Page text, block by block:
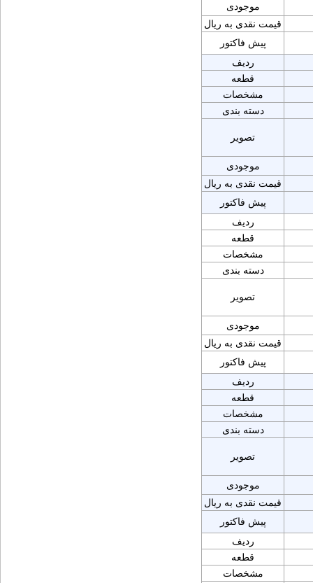
موجودی
قیمت نقدی به ریال
پیش فاکتور
ردیف
قطعه
مشخصات
دسته بندی
تصویر
موجودی
قیمت نقدی به ریال
پیش فاکتور
ردیف
قطعه
مشخصات
دسته بندی
تصویر
موجودی
قیمت نقدی به ریال
پیش فاکتور
ردیف
قطعه
مشخصات
دسته بندی
تصویر
موجودی
قیمت نقدی به ریال
پیش فاکتور
ردیف
قطعه
مشخصات